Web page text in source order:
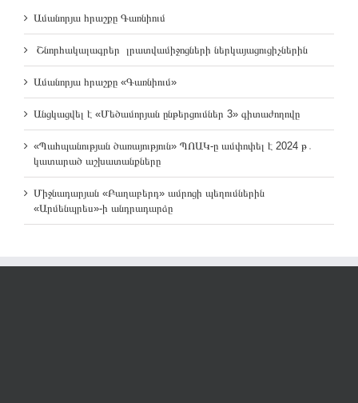
Ամանորյա հրաշքը Գառնիում
Շնորհակալագրեր լրատվամիջոցների ներկայացուցիչներին
Ամանորյա հրաշքը «Գառնիում»
Անցկացվել է «Մեծամորյան ընթերցումներ 3» գիտաժողովը
«Պահպանության ծառայություն» ՊՈԱԿ-ը ամփոփել է 2024 թ․
կատարած աշխատանքները
Միջնադարյան «Բաղաբերդ» ամրոցի պեղումներին
«Արմենպրես»-ի անդրադարձը